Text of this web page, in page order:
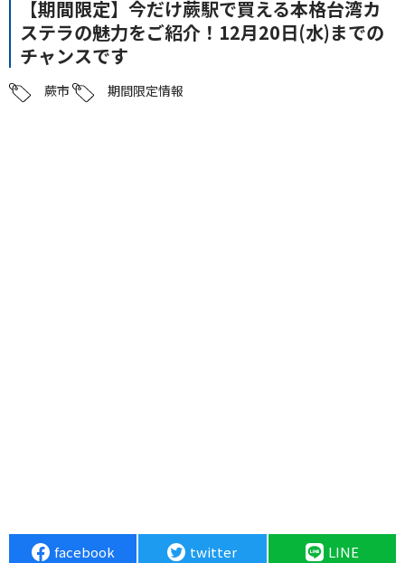
【期間限定】今だけ蕨駅で買える本格台湾カ
ステラの魅力をご紹介！12月20日(水)までの
チャンスです
蕨市 期間限定情報
facebook twitter LINE